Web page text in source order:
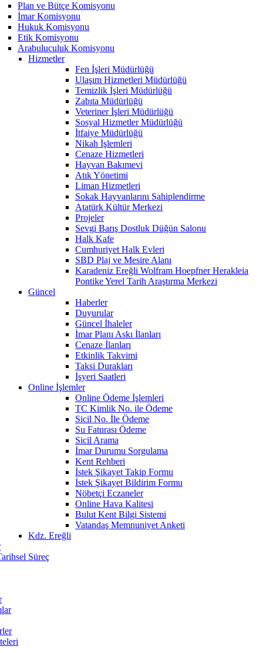
Plan ve Bütçe Komisyonu
İmar Komisyonu
Hukuk Komisyonu
Etik Komisyonu
Arabuluculuk Komisyonu
Hizmetler
Fen İşleri Müdürlüğü
Ulaşım Hizmetleri Müdürlüğü
Temizlik İşleri Müdürlüğü
Zabıta Müdürlüğü
Veteriner İşleri Müdürlüğü
Sosyal Hizmetler Müdürlüğü
İtfaiye Müdürlüğü
Nikah İşlemleri
Cenaze Hizmetleri
Hayvan Bakımevi
Atık Yönetimi
Liman Hizmetleri
Sokak Hayvanlarını Sahiplendirme
Atatürk Kültür Merkezi
Projeler
Sevgi Barış Dostluk Düğün Salonu
Halk Kafe
Cumhuriyet Halk Evleri
SBD Plaj ve Mesire Alanı
Karadeniz Ereğli Wolfram Hoepfner Herakleia
Pontike Yerel Tarih Araştırma Merkezi
Güncel
Haberler
Duyurular
Güncel İhaleler
İmar Planı Askı İlanları
Cenaze İlanları
Etkinlik Takvimi
Taksi Durakları
İşyeri Saatleri
Online İşlemler
Online Ödeme İşlemleri
TC Kimlik No. ile Ödeme
Sicil No. İle Ödeme
Su Faturası Ödeme
Sicil Arama
İmar Durumu Sorgulama
Kent Rehberi
İstek Şikayet Takip Formu
İstek Şikayet Bildirim Formu
Nöbetçi Eczaneler
Online Hava Kalitesi
Bulut Kent Bilgi Sistemi
Vatandaş Memnuniyet Anketi
Kdz. Ereğli
Süreç